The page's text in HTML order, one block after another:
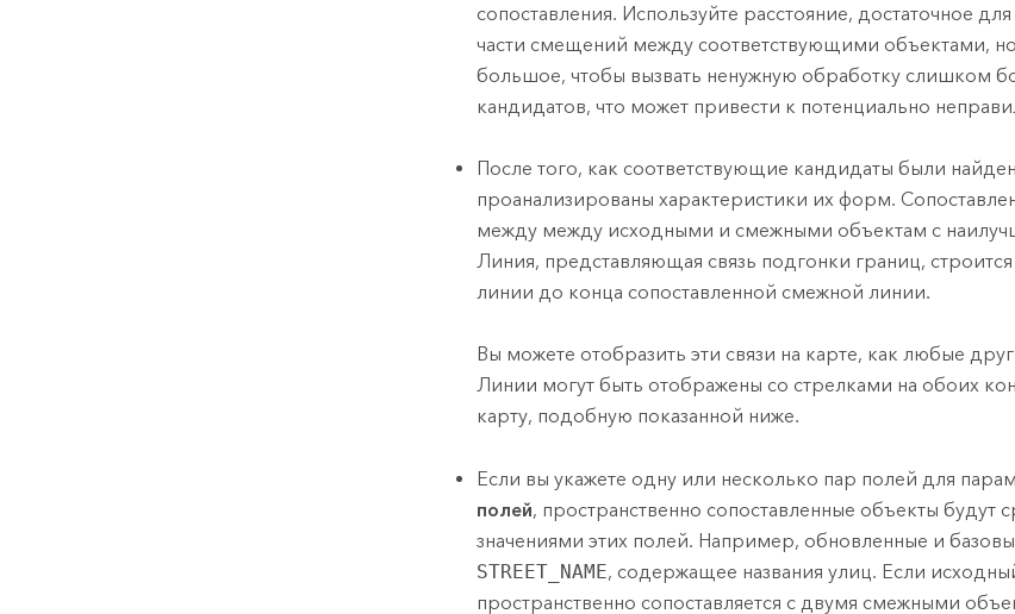
сопоставления. Используйте расстояние, достаточное
части смещений между соответствующими объектами,
большое, чтобы вызвать ненужную обработку слишком
кандидатов, что может привести к потенциально
После того, как соответствующие кандидаты были
проанализированы характеристики их форм.
между между исходными и смежными объектам с
Линия, представляющая связь подгонки границ,
линии до конца сопоставленной смежной линии.
Вы можете отобразить эти связи на карте, как любые
Линии могут быть отображены со стрелками на обоих
карту, подобную показанной ниже.
Если вы укажете одну или несколько пар полей для
полей, пространственно сопоставленные объекты будут
значениями этих полей. Например, обновленные и
STREET_NAME, содержащее названия улиц. Если
пространственно сопоставляется с двумя смежными